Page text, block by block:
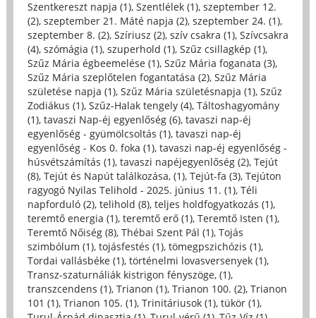
Szentkereszt napja (1), Szentlélek (1), szeptember 12.
(2), szeptember 21. Máté napja (2), szeptember 24. (1),
szeptember 8. (2), Szíriusz (2), szív csakra (1), Szívcsakra
(4), szómágia (1), szuperhold (1), Szűz csillagkép (1),
Szűz Mária égbeemelése (1), Szűz Mária foganata (3),
Szűz Mária szeplőtelen fogantatása (2), Szűz Mária
születése napja (1), Szűz Mária születésnapja (1), Szűz
Zodiákus (1), Szűz-Halak tengely (4), Táltoshagyomány
(1), tavaszi Nap-éj egyenlőség (6), tavaszi nap-éj
egyenlőség - gyümölcsoltás (1), tavaszi nap-éj
egyenlőség - Kos 0. foka (1), tavaszi nap-éj egyenlőség -
húsvétszámítás (1), tavaszi napéjegyenlőség (2), Tejút
(8), Tejút és Napút találkozása, (1), Tejút-fa (3), Tejúton
ragyogó Nyilas Telihold - 2025. június 11. (1), Téli
napforduló (2), telihold (8), teljes holdfogyatkozás (1),
teremtő energia (1), teremtő erő (1), Teremtő Isten (1),
Teremtő Nőiség (8), Thébai Szent Pál (1), Tojás
szimbólum (1), tojásfestés (1), tömegpszichózis (1),
Tordai vallásbéke (1), történelmi lovasversenyek (1),
Transz-szaturnáliák kistrigon fényszöge, (1),
transzcendens (1), Trianon (1), Trianon 100. (2), Trianon
101 (1), Trianon 105. (1), Trinitáriusok (1), tükör (1),